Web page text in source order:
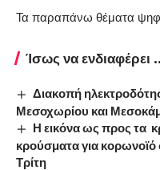
Τα παραπάνω θέματα
Ίσως να ενδιαφέρει
Διακοπή
Μεσοχωρίου και
Η εικόνα ως προς τα
κρούσματα για
Τρίτη